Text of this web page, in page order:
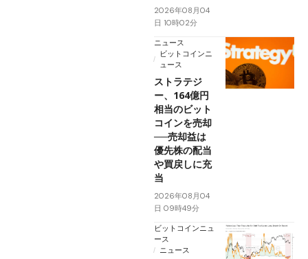
2026年08月04
日 10時02分
ニュース
ビットコインニ
ュース
ストラテジ
ー、164億円
相当のビット
コインを売却
──売却益は
優先株の配当
や買戻しに充
当
2026年08月04
日 09時49分
ビットコインニュ
ース
ニュース